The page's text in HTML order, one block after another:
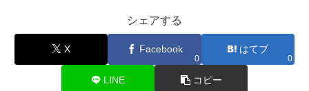
シェアする
X Facebook
0
はてブ
0
LINE コピー